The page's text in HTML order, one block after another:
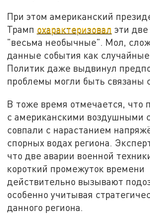
При этом американский
Трамп охарактеризовал эти две
"весьма необычные". Мол,
данные события как
Политик даже выдвинул
проблемы могли быть связаны
В тоже время отмечается, что
с американскими воздушными
совпали с нарастанием
спорных водах региона.
что две аварии военной
короткий промежуток времени
действительно вызывают
особенно учитывая
данного региона.